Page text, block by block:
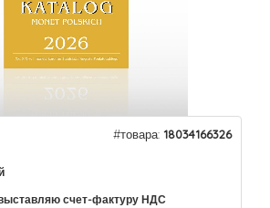
#товара: 18034166326
счет-фактуру НДС